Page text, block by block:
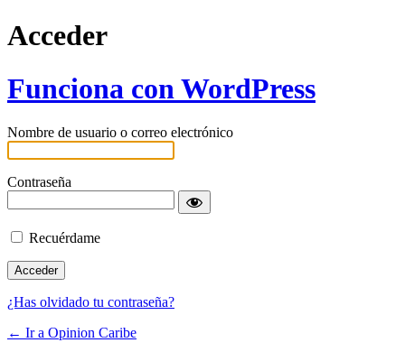
Acceder
Funciona con WordPress
Nombre de usuario o correo electrónico
Contraseña
Recuérdame
¿Has olvidado tu contraseña?
← Ir a Opinion Caribe